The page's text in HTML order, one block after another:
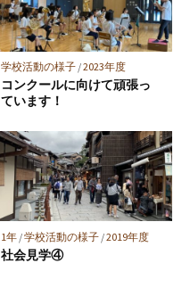
学校活動の様子/2023年度
コンクールに向けて頑張っ
ています！
1年/学校活動の様子/2019年度
社会見学④